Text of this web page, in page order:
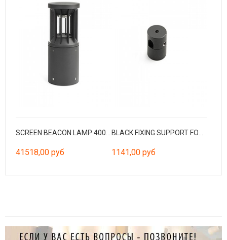
41518,00 руб 1141,00 руб